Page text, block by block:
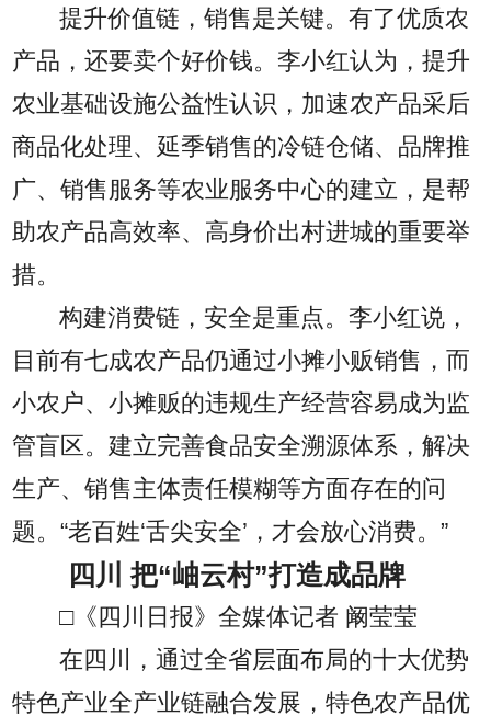
提升价值链，销售是关键。有了优质农
产品，还要卖个好价钱。李小红认为，提升
农业基础设施公益性认识，加速农产品采后
商品化处理、延季销售的冷链仓储、品牌推
广、销售服务等农业服务中心的建立，是帮
助农产品高效率、高身价出村进城的重要举
措。
构建消费链，安全是重点。李小红说，
目前有七成农产品仍通过小摊小贩销售，而
小农户、小摊贩的违规生产经营容易成为监
管盲区。建立完善食品安全溯源体系，解决
生产、销售主体责任模糊等方面存在的问
题。“老百姓‘舌尖安全’，才会放心消费。”
四川 把“岫云村”打造成品牌
□《四川日报》全媒体记者 阚莹莹
在四川，通过全省层面布局的十大优势
特色产业全产业链融合发展，特色农产品优